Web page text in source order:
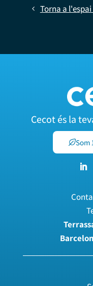
Torna a
Cecot és la
Som